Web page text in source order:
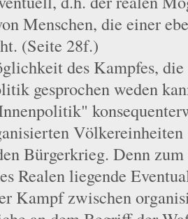
Menschen, die einer
(Seite 28f.)
des Kampfes,
gesprochen weden
Bürgerkrieg. Denn
Realen liegende
Kampf zwischen